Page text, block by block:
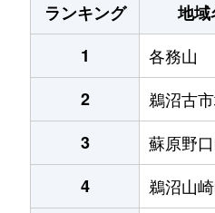
ランキング
地域
1
各務山
2
鵜沼古
3
蘇原野
4
鵜沼山